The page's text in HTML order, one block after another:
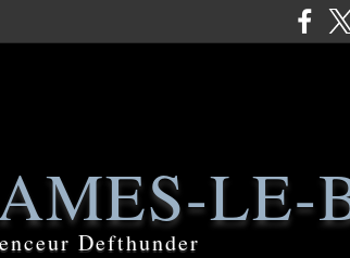
LE-
Defthunder